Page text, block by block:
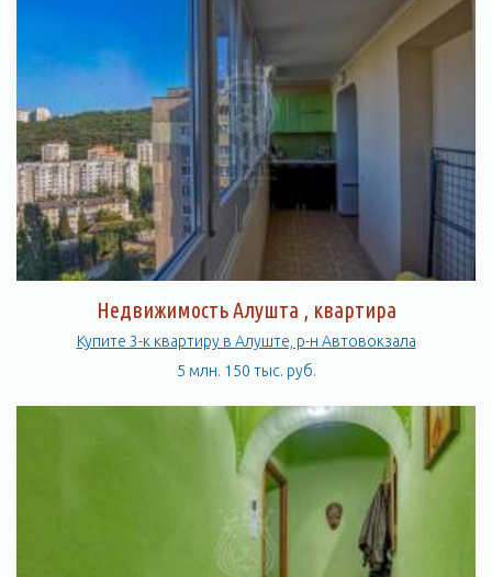
Недвижимость Алушта , квартира
Купите 3-к квартиру в Алуште, р-н Автовокзала
5 млн. 150 тыс. руб.